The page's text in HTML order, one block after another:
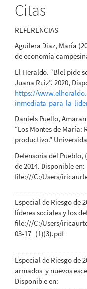
Citas
REFERENCIAS
Aguilera Diaz, María
de economía
El Heraldo. “Blel pide
Juana Ruiz”. 2020,
https://
inmediata-para-la-
Daniels Puello,
“Los Montes de
productivo.”
Defensoría del Pueblo,
de 2014. Disponible en:
file:///C:/Users/
Especial de Riesgo de
líderes sociales y los
file:///C:/Users/
03-17_(1)(3).pdf
Especial de Riesgo de
armados, y nuevos
Disponible en: